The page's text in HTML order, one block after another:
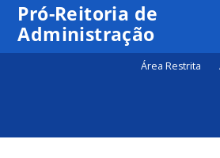
Pró-Reitoria de
Administração
Área Restrita